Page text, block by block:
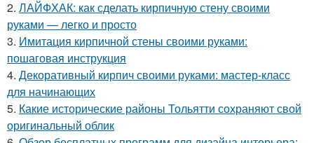
2. ЛАЙФХАК: как сделать кирпичную стену своими
руками — легко и просто
3. Имитация кирпичной стены своими руками:
пошаговая инструкция
4. Декоративный кирпич своими руками: мастер-класс
для начинающих
5. Какие исторические районы Тольятти сохраняют свой
оригинальный облик